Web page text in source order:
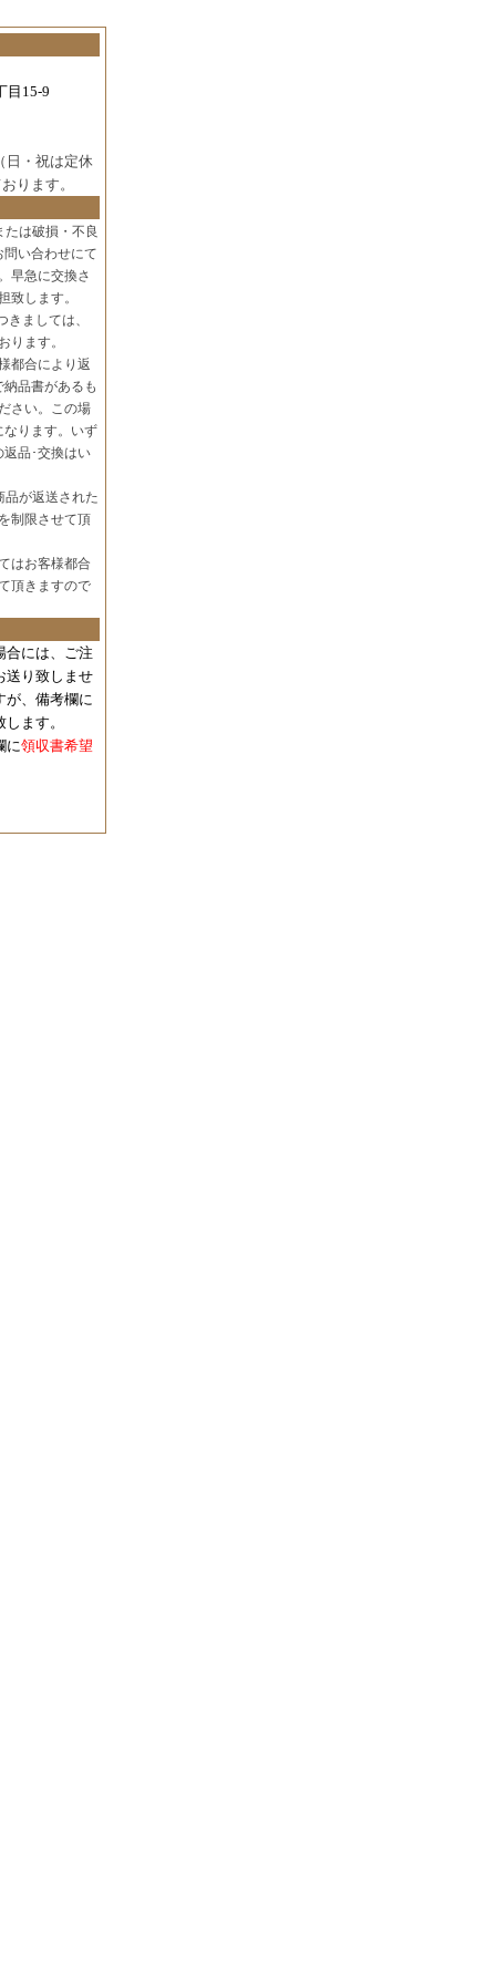
15-9
日・祝は定休
ります。
は破損・不良
い合わせにて
早急に交換さ
致します。
ましては、
ります。
都合により返
品書があるも
さい。この場
なります。いず
品･交換はい
品が返送された
制限させて頂
はお客様都合
頂きますので
には、 ご注
送り致しませ
が、備考欄に
ます。
に領収書希望